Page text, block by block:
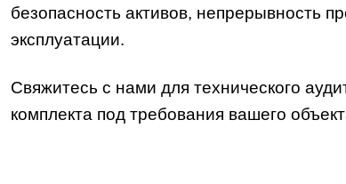
безопасность активов, непрерывность
эксплуатации.
Свяжитесь с нами для технического
комплекта под требования вашего